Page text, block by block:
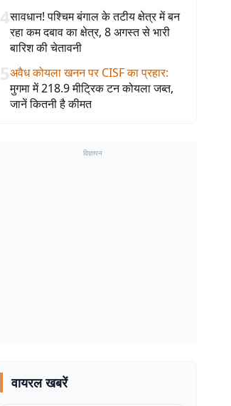
4सावधान! पश्चिम बंगाल के तटीय क्षेत्र में बन
रहा कम दबाव का क्षेत्र, 8 अगस्त से भारी
बारिश की चेतावनी
5अवैध कोयला खनन पर CISF का प्रहार:
मुगमा में 218.9 मीट्रिक टन कोयला जब्त,
जानें कितनी है कीमत
विज्ञापन
वायरल खबरें